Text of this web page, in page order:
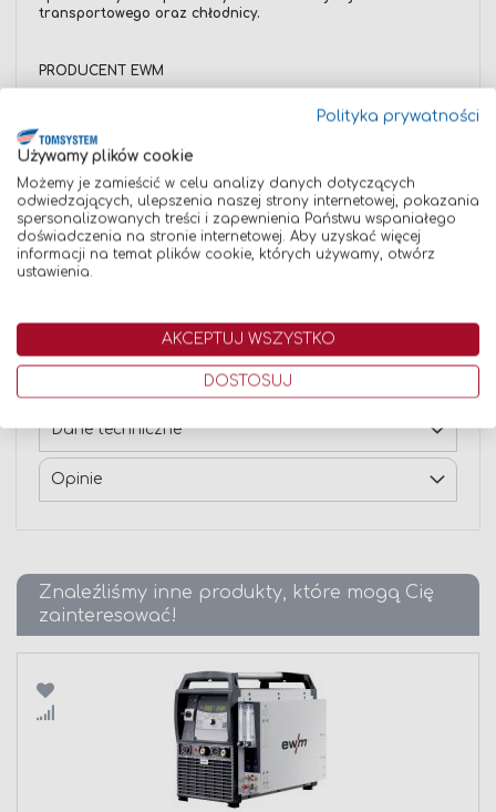
transportowego oraz chłodnicy.
PRODUCENT EWM
nowoczesnych urządzeń spawalniczych i światowym
liderem w branży technologii spawalniczej, oferującym
szeroką paletę wysokiej jakości przemyślanych rozwiązań
wiedza, myśl technologiczna i wysoko rozwinięty dział
rozwoju, są podstawą technologicznego postępu EWM,
dzięki czemu marka ta staje się przyszłościowym
przedsiębiorstwem rewolucji „Przemysł 4.0”. Jako jedna z
nielicznych firm, EWM tworzy własne urządzenia w pełni od
podstaw, dając gwarancję najwyższej jakości jako
uznanie klientów na całym świecie i cieszą się zaufaniem
zarówno znanych przedsiębiorstw ze wszystkich dziedzin
przemysłu, jak i lokalnych zakładów rzemieślniczych.
Dane techniczne
Opinie
Znaleźliśmy inne produkty, które mogą Cię
zainteresować!
Porównaj
Polityka prywatności
Używamy plików cookie
Możemy je zamieścić w celu analizy danych dotyczących
odwiedzających, ulepszenia naszej strony internetowej, pokazania
spersonalizowanych treści i zapewnienia Państwu wspaniałego
doświadczenia na stronie internetowej. Aby uzyskać więcej
informacji na temat plików cookie, których używamy, otwórz
ustawienia.
AKCEPTUJ WSZYSTKO
DOSTOSUJ